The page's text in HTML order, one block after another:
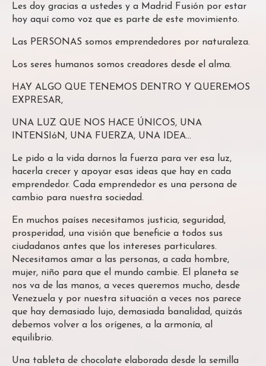
Les doy gracias a ustedes y a Madrid Fusión por estar
hoy aquí como voz que es parte de este movimiento.
Las PERSONAS somos emprendedores por naturaleza.
Los seres humanos somos creadores desde el alma.
HAY ALGO QUE TENEMOS DENTRO Y QUEREMOS
EXPRESAR,
UNA LUZ QUE NOS HACE ÚNICOS, UNA
INTENSIóN, UNA FUERZA, UNA IDEA…
Le pido a la vida darnos la fuerza para ver esa luz,
hacerla crecer y apoyar esas ideas que hay en cada
emprendedor. Cada emprendedor es una persona de
cambio para nuestra sociedad.
En muchos países necesitamos justicia, seguridad,
prosperidad, una visión que beneficie a todos sus
ciudadanos antes que los intereses particulares.
Necesitamos amar a las personas, a cada hombre,
mujer, niño para que el mundo cambie. El planeta se
nos va de las manos, a veces queremos mucho, desde
Venezuela y por nuestra situación a veces nos parece
que hay demasiado lujo, demasiada banalidad, quizás
debemos volver a los orígenes, a la armonía, al
equilibrio.
Una tableta de chocolate elaborada desde la semilla